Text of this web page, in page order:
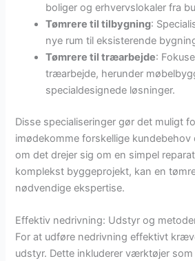
boliger og erhvervslokaler fra
Tømrere til tilbygning:
nye rum til eksisterende
Tømrere til træarbejde:
træarbejde, herunder
specialdesignede løsninger.
Disse specialiseringer gør det muligt
imødekomme forskellige kundebehov
om det drejer sig om en simpel
komplekst byggeprojekt, kan en
nødvendige ekspertise.
Effektiv nedrivning: Udstyr og
For at udføre nedrivning effektivt
udstyr. Dette inkluderer værktøjer som